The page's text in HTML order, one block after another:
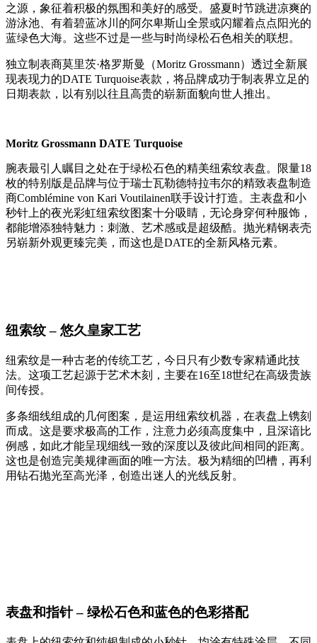
之源，象征着积极的氛围和美好的感受。盛夏时节跳进凉爽的
游泳池、有着碧蓝冰川的阿尔卑斯山全景或闪耀着点点阳光的
蓝绿色大海。这些不过是一些与时尚绿松石色相关的联想。
独立制表商莫里茨·格罗斯曼（Moritz Grossmann）透过全新展
现表现力的DATE Turquoise表款，将品牌成功于制表界立足的
日期表款，以有别以往且高贵的崭新面貌向世人推出。
Moritz Grossmann DATE Turquoise
腕表最引人瞩目之处在于绿松石色的精美纽索纹表盘。限量18
枚的特别版是品牌与位于瑞士瓦勒德特拉韦尔的精致表盘制造
商Comblémine von Kari Voutilainen联手设计打造。主表盘和小
秒针上的夜光彩虹纽索纹图案十分吸睛，无论身穿何种服饰，
都能增添独特魅力：刺激、艺术感或是超级酷。抛光精钢表壳
另崭新外观更臻完美，而这也是DATE的全新风格元素。
纽索纹 – 悠久皇家工艺
纽索纹是一种古老的传统工艺，今日只有少数专家精通此技
法。这项工艺起源于艺术木刻，主要在16至18世纪在高级贵族
间传授。
多条细线组成的几何图案，是运用纽索纹机器，在表盘上镌刻
而成。这是要求极高的工作，注意力必须高度集中，且深谙比
例感，如此才能呈现细线一致的深度以及彼此间相同的距离。
这也是创造完美规律画面的唯一方法。极为精细的凹槽，再利
用钻石抛光至高光泽，创造出迷人的光线反射。
表盘和指针 – 绿松石色和蓝色的色彩搭配